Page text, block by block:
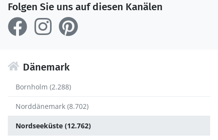
Folgen Sie uns auf diesen Kanälen
Dänemark
Bornholm (2.288)
Norddänemark (8.702)
Nordseeküste (12.762)